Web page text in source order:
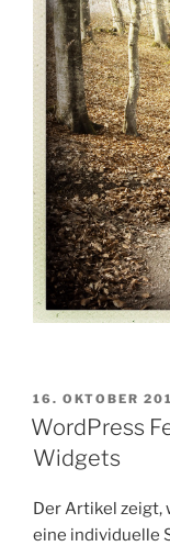
AM
16. OKTOBER
WordPress
Widgets
Der Artikel zeigt,
eine individuelle